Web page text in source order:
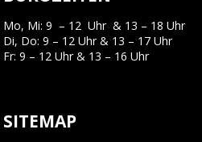
Mo, Mi: 9 – 12 Uhr & 13 – 18 Uhr
Di, Do: 9 – 12 Uhr & 13 – 17 Uhr
Fr: 9 – 12 Uhr & 13 – 16 Uhr
SITEMAP